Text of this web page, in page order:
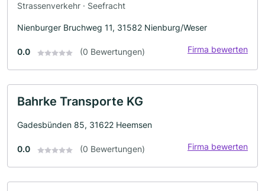
Strassenverkehr · Seefracht
Nienburger Bruchweg 11, 31582 Nienburg/Weser
0.0 (0 Bewertungen) Firma bewerten
Bahrke Transporte KG
Gadesbünden 85, 31622 Heemsen
0.0 (0 Bewertungen) Firma bewerten